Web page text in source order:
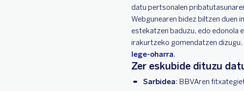
datu pertsonalen
Webgunearen bidez biltzen duen
estekatzen baduzu, edo edonola
irakurtzeko gomendatzen
lege-oharra.
Zer eskubide dituzu
Sarbidea: BBVAren